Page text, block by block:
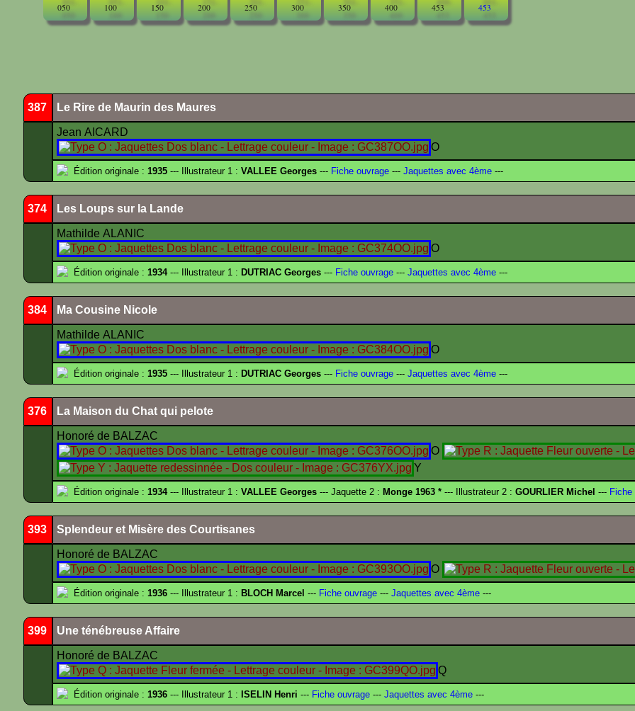
050
100
150
200
250
300
350
400
453
453
387 Le Rire de Maurin des Maures
Jean AICARD
O
Édition originale : 1935 --- Illustrateur 1 : VALLEE Georges --- Fiche ouvrage --- Jaquettes avec 4ème ---
374 Les Loups sur la Lande
Mathilde ALANIC
O
Édition originale : 1934--- Illustrateur 1 : DUTRIAC Georges --- Fiche ouvrage --- Jaquettes avec 4ème ---
384 Ma Cousine Nicole
Mathilde ALANIC
O
Édition originale : 1935 --- Illustrateur 1 : DUTRIAC Georges --- Fiche ouvrage --- Jaquettes avec 4ème ---
376 La Maison du Chat qui pelote
Honoré de BALZAC
O
Y
Édition originale : 1934--- Illustrateur 1 : VALLEE Georges --- Jaquette 2 : Monge 1963 * --- Illustrateur 2 : GOURLIER Michel --- Fiche
393 Splendeur et Misère des Courtisanes
Honoré de BALZAC
O
Édition originale : 1936 --- Illustrateur 1 : BLOCH Marcel --- Fiche ouvrage --- Jaquettes avec 4ème ---
399 Une ténébreuse Affaire
Honoré de BALZAC
Q
Édition originale : 1936 --- Illustrateur 1 : ISELIN Henri --- Fiche ouvrage --- Jaquettes avec 4ème ---